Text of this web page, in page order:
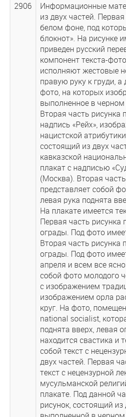
2906
Информационные
из двух частей.
белом фоне, под
блокнот». На рисунке
приведен русский
компонент текста-
исполняют жестовые
правую руку к груди,
фото, на которых
выполненное в
Вторая часть рисунка
надпись «Рейх»,
нацистской
состоящий из двух
кавказской
плакат с надписью
(Москва). Вторая
представляет собой
левая рука поднята
На плакате имеется
Первая часть рисунка
ограды. Под фото
Вторая часть рисунка
ограды. Под фото
апреля и всем все
собой фото молодого
с изображением
изображением орла
круг. На фото,
national socialist,
поднята вверх, левая
находится свастика и
собой текст с
двух частей. Первая
текст с нецензурной
мусульманской
плакате. Под данной
рисунок, состоящий